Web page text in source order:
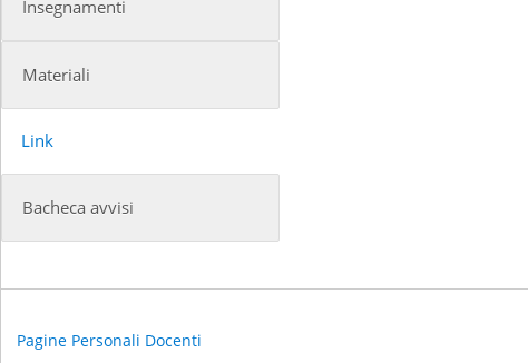
Insegnamenti
Materiali
Link
Bacheca avvisi
Pagine Personali Docenti